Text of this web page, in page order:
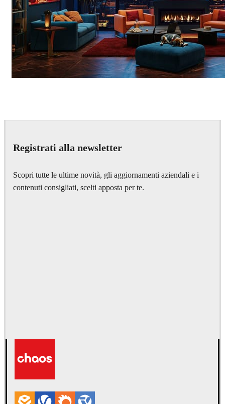
Registrati alla newsletter
Scopri tutte le ultime novità, gli aggiornamenti aziendali e i
contenuti consigliati, scelti apposta per te.